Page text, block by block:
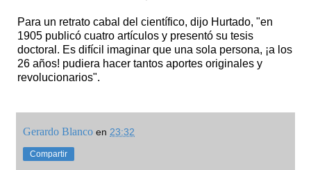
Para un retrato cabal del científico, dijo Hurtado, "en
1905 publicó cuatro artículos y presentó su tesis
doctoral. Es difícil imaginar que una sola persona, ¡a los
26 años! pudiera hacer tantos aportes originales y
revolucionarios".
Gerardo Blanco en 23:32
Compartir